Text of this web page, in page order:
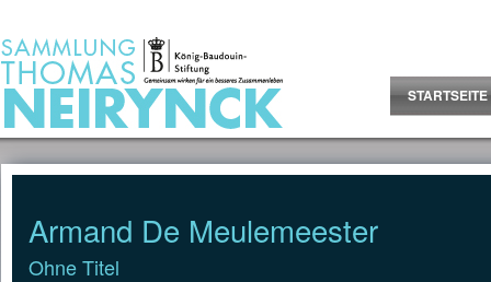
STARTSEITE
Armand De Meulemeester
Ohne Titel